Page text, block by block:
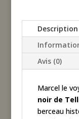
Description
Avis (0)
Marcel le
noir de
berceau